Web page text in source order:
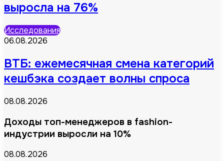
выросла на 76%
Исследования
06.08.2026
ВТБ: ежемесячная смена категорий
кешбэка создает волны спроса
08.08.2026
Доходы топ-менеджеров в fashion-
индустрии выросли на 10%
08.08.2026